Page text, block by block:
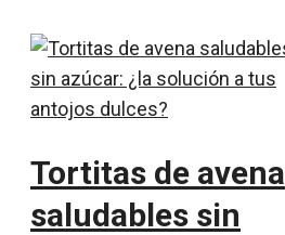
Tortitas de avena
saludables sin